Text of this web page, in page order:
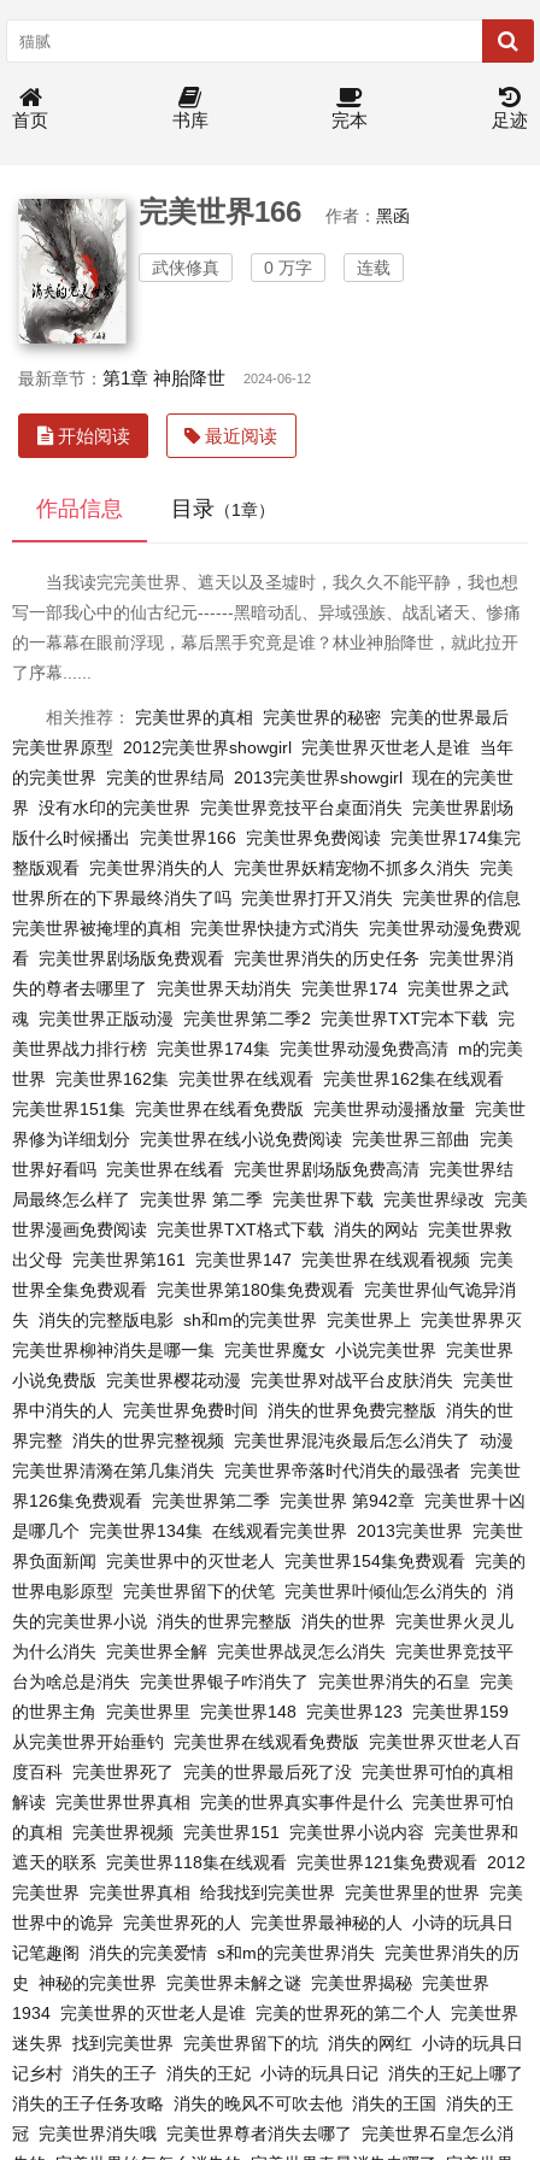
首页 书库 完本 足迹
完美世界166 作者： 黑函
武侠修真 0 万字 连载
最新章节： 第1章 神胎降世 2024-06-12
开始阅读 最近阅读
作品信息 目录 （1章）
当我读完完美世界、遮天以及圣墟时，我久久不能平静，我也想
写一部我心中的仙古纪元------黑暗动乱、异域强族、战乱诸天、惨痛
的一幕幕在眼前浮现，幕后黑手究竟是谁？林业神胎降世，就此拉开
了序幕......
相关推荐： 完美世界的真相 完美世界的秘密 完美的世界最后
完美世界原型
2012完美世界showgirl 完美世界灭世老人是谁 当年
的完美世界
完美的世界结局 2013完美世界showgirl 现在的完美世
界 没有水印的完美世界 完美世界竞技平台桌面消失
完美世界剧场
版什么时候播出
完美世界166 完美世界免费阅读 完美世界174集完
整版观看 完美世界消失的人 完美世界妖精宠物不抓多久消失
完美
世界所在的下界最终消失了吗 完美世界打开又消失
完美世界的信息
完美世界被掩埋的真相
完美世界快捷方式消失
完美世界动漫免费观
看 完美世界剧场版免费观看 完美世界消失的历史任务
完美世界消
失的尊者去哪里了
完美世界天劫消失 完美世界174 完美世界之武
魂 完美世界正版动漫 完美世界第二季2 完美世界TXT完本下载
完
美世界战力排行榜 完美世界174集 完美世界动漫免费高清 m的完美
世界
完美世界162集 完美世界在线观看 完美世界162集在线观看
完美世界151集 完美世界在线看免费版 完美世界动漫播放量 完美世
界修为详细划分 完美世界在线小说免费阅读 完美世界三部曲
完美
世界好看吗 完美世界在线看 完美世界剧场版免费高清 完美世界结
局最终怎么样了
完美世界 第二季 完美世界下载 完美世界绿改
完美
世界漫画免费阅读 完美世界TXT格式下载 消失的网站 完美世界救
出父母 完美世界第161 完美世界147 完美世界在线观看视频 完美
世界全集免费观看 完美世界第180集免费观看 完美世界仙气诡异消
失 消失的完整版电影 sh和m的完美世界 完美世界上
完美世界界灭
完美世界柳神消失是哪一集 完美世界魔女 小说完美世界
完美世界
小说免费版
完美世界樱花动漫 完美世界对战平台皮肤消失
完美世
界中消失的人
完美世界免费时间 消失的世界免费完整版 消失的世
界完整 消失的世界完整视频 完美世界混沌炎最后怎么消失了
动漫
完美世界清漪在第几集消失
完美世界帝落时代消失的最强者 完美世
界126集免费观看 完美世界第二季 完美世界 第942章 完美世界十凶
是哪几个 完美世界134集 在线观看完美世界 2013完美世界
完美世
界负面新闻
完美世界中的灭世老人 完美世界154集免费观看 完美的
世界电影原型
完美世界留下的伏笔 完美世界叶倾仙怎么消失的 消
失的完美世界小说 消失的世界完整版 消失的世界
完美世界火灵儿
为什么消失
完美世界全解 完美世界战灵怎么消失
完美世界竞技平
台为啥总是消失
完美世界银子咋消失了 完美世界消失的石皇
完美
的世界主角
完美世界里 完美世界148 完美世界123
完美世界159
从完美世界开始垂钓
完美世界在线观看免费版
完美世界灭世老人百
度百科 完美世界死了 完美的世界最后死了没 完美世界可怕的真相
解读 完美世界世界真相 完美的世界真实事件是什么
完美世界可怕
的真相
完美世界视频 完美世界151 完美世界小说内容
完美世界和
遮天的联系
完美世界118集在线观看 完美世界121集免费观看 2012
完美世界
完美世界真相 给我找到完美世界 完美世界里的世界
完美
世界中的诡异 完美世界死的人 完美世界最神秘的人
小诗的玩具日
记笔趣阁 消失的完美爱情 s和m的完美世界消失
完美世界消失的历
史
神秘的完美世界 完美世界未解之谜 完美世界揭秘 完美世界
1934 完美世界的灭世老人是谁 完美的世界死的第二个人
完美世界
迷失界 找到完美世界 完美世界留下的坑 消失的网红 小诗的玩具日
记乡村 消失的王子 消失的王妃 小诗的玩具日记 消失的王妃上哪了
消失的王子任务攻略 消失的晚风不可吹去他 消失的王国
消失的王
冠 完美世界消失哦 完美世界尊者消失去哪了
完美世界石皇怎么消